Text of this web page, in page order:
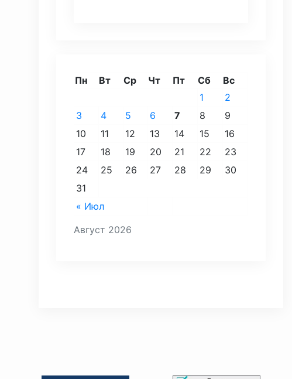
Август 2026
Пн Вт Ср Чт Пт Сб Вс
« Июл
1
2
3
4 5 6 7 8
9
10
11 12 13 14 15
16
17
18 19 20 21 22
23
24
25 26 27 28 29
30
31